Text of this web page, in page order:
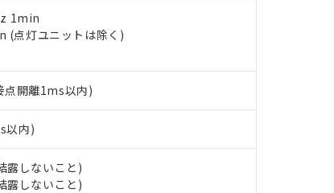
1min
(点灯ユニットは除く)
開離1ms以内)
以内)
露しないこと)
露しないこと)